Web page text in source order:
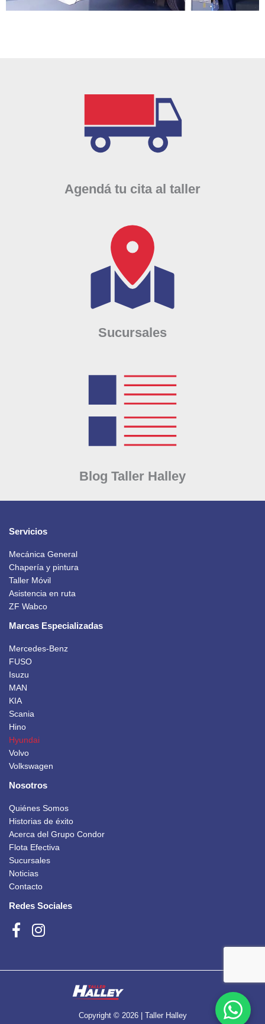
Agendá tu cita al taller
Sucursales
Blog Taller Halley
Servicios
Mecánica General
Chapería y pintura
Taller Móvil
Asistencia en ruta
ZF Wabco
Marcas Especializadas
Mercedes-Benz
FUSO
Isuzu
MAN
KIA
Scania
Hino
Hyundai
Volvo
Volkswagen
Nosotros
Quiénes Somos
Historias de éxito
Acerca del Grupo Condor
Flota Efectiva
Sucursales
Noticias
Contacto
Redes Sociales
Copyright © 2026 | Taller Halley